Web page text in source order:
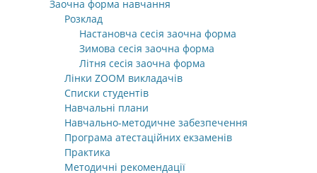
Заочна форма навчання
Розклад
Настановча сесія заочна форма
Зимова сесія заочна форма
Літня сесія заочна форма
Лінки ZOOM викладачів
Списки студентів
Навчальні плани
Навчально-методичне забезпечення
Програма атестаційних екзаменів
Практика
Методичні рекомендації